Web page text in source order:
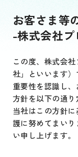
お客さま等
-株式会社
この度、株式会
社」といいます
重要性を認識し
方針を以下の通り
当社はこの方針
護に努めてまい
い申し上げます。